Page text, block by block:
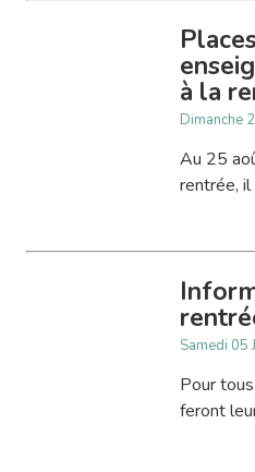
à la
Dimanche
Au 25
rentrée,
Samedi 05
Pour
feront